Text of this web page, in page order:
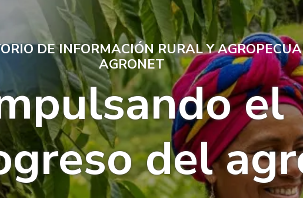
DE INFORMACIÓN RURAL Y
AGRONET
el
del